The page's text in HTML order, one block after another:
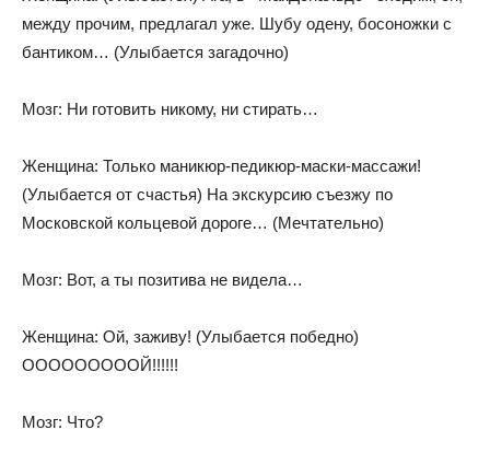
между прочим, предлагал уже. Шубу одену, босоножки с
бантиком… (Улыбается загадочно)
Мозг: Ни готовить никому, ни стирать…
Женщина: Только маникюр-педикюр-маски-массажи!
(Улыбается от счастья) На экскурсию съезжу по
Московской кольцевой дороге… (Мечтательно)
Мозг: Вот, а ты позитива не видела…
Женщина: Ой, заживу! (Улыбается победно)
ОООООООООЙ!!!!!!
Мозг: Что?